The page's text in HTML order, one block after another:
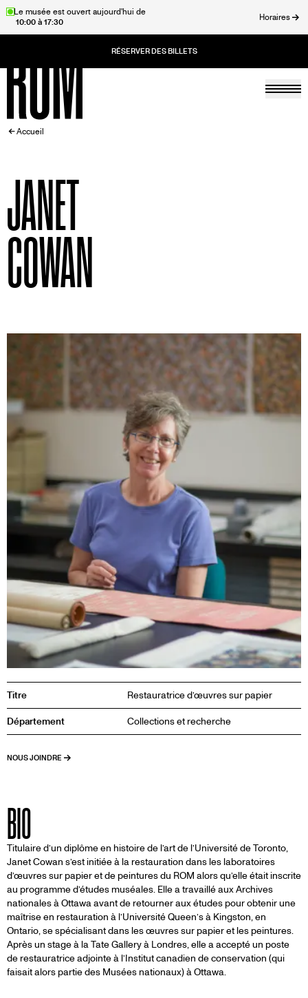
AllerLe musée est ouvert aujourd'hui de
10:00 à 17:30
Horaires
Accueil
FIL
D'ARIANE
Accueil
JANET
COWAN
Titre Restauratrice d’œuvres sur papier
Département Collections et recherche
NOUS JOINDRE
BIO
Titulaire d’un diplôme en histoire de l’art de l’Université de Toronto,
Janet Cowan s’est initiée à la restauration dans les laboratoires
d’œuvres sur papier et de peintures du ROM alors qu’elle était inscrite
au programme d’études muséales. Elle a travaillé aux Archives
nationales à Ottawa avant de retourner aux études pour obtenir une
maîtrise en restauration à l’Université Queen’s à Kingston, en
Ontario, se spécialisant dans les œuvres sur papier et les peintures.
Après un stage à la Tate Gallery à Londres, elle a accepté un poste
de restauratrice adjointe à l’Institut canadien de conservation (qui
faisait alors partie des Musées nationaux) à Ottawa.